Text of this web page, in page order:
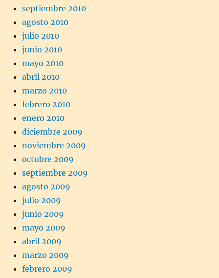
septiembre 2010
agosto 2010
julio 2010
junio 2010
mayo 2010
abril 2010
marzo 2010
febrero 2010
enero 2010
diciembre 2009
noviembre 2009
octubre 2009
septiembre 2009
agosto 2009
julio 2009
junio 2009
mayo 2009
abril 2009
marzo 2009
febrero 2009